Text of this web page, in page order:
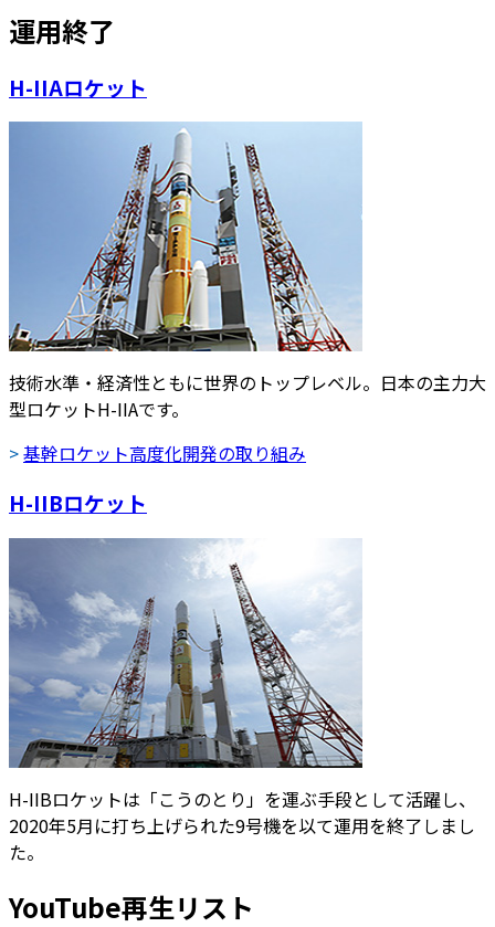
運用終了
H-IIAロケット
技術水準・経済性ともに世界のトップレベル。日本の主力大
型ロケットH-IIAです。
>基幹ロケット高度化開発の取り組み
H-IIBロケット
H-IIBロケットは「こうのとり」を運ぶ手段として活躍し、
2020年5月に打ち上げられた9号機を以て運用を終了しまし
た。
YouTube再生リスト